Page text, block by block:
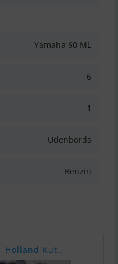
Yamaha 60 ML
6
1
Udenbords
Benzin
Holland Kut..